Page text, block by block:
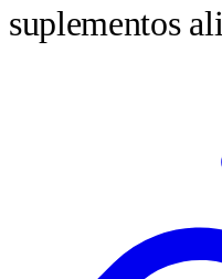
suplementos